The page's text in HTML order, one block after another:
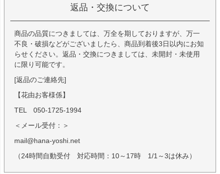
返品・交換について
商品の品質につきましては、万全を期しておりますが、万一
不良・破損などがございましたら、商品到着後3日以内にお知
らせください。返品・交換につきましては、未開封・未使用
に限り可能です。
[返品のご連絡先]
【花由お客様係】
TEL 050-1725-1994
＜メール受付：＞
mail@hana-yoshi.net
（24時間自動受付 対応時間：10～17時 1/1～3は休み）